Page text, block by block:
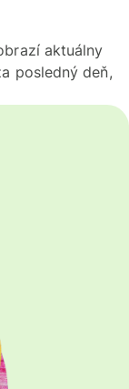
aktuálny
posledný deň,